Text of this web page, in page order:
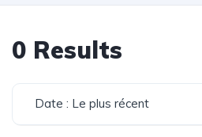
0 Results
Date : Le plus récent